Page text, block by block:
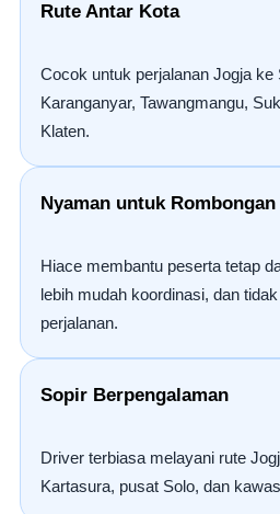
Rute Antar Kota
Cocok untuk perjalanan Jogja ke
Karanganyar, Tawangmangu,
Klaten.
Nyaman untuk Rombongan
Hiace membantu peserta tetap
lebih mudah koordinasi, dan
perjalanan.
Sopir Berpengalaman
Driver terbiasa melayani rute
Kartasura, pusat Solo, dan